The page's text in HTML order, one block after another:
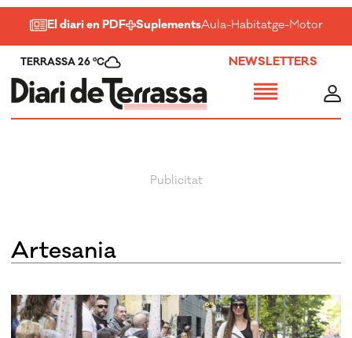
El diari en PDF SuplementsAula-Habitatge-Motor-
TERRASSA 26 ºC NEWSLETTERS
Artesania